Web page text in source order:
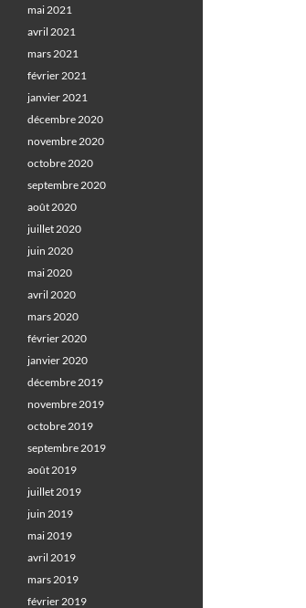
mai 2021
avril 2021
mars 2021
février 2021
janvier 2021
décembre 2020
novembre 2020
octobre 2020
septembre 2020
août 2020
juillet 2020
juin 2020
mai 2020
avril 2020
mars 2020
février 2020
janvier 2020
décembre 2019
novembre 2019
octobre 2019
septembre 2019
août 2019
juillet 2019
juin 2019
mai 2019
avril 2019
mars 2019
février 2019